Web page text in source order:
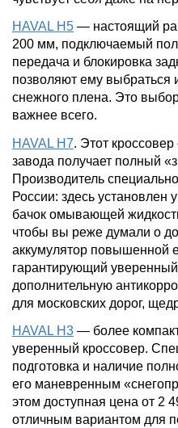
HAVAL H5 — настоящий
200 мм, подключаемый
передача и блокировка
позволяют ему выбраться
снежного плена. Это
важнее всего.
HAVAL H7. Этот
завода получает полный
Производитель
России: здесь установлен
бачок омывающей
чтобы вы реже думали о
аккумулятор повышенной
гарантирующий
дополнительную
для московских дорог,
HAVAL H3 — более
уверенный кроссовер.
подготовка и наличие
его маневренным
этом доступная цена от 2
отличным вариантом для